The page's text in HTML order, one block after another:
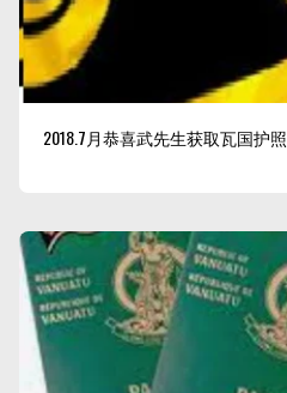
2018.7月恭喜武先生获取瓦国护照